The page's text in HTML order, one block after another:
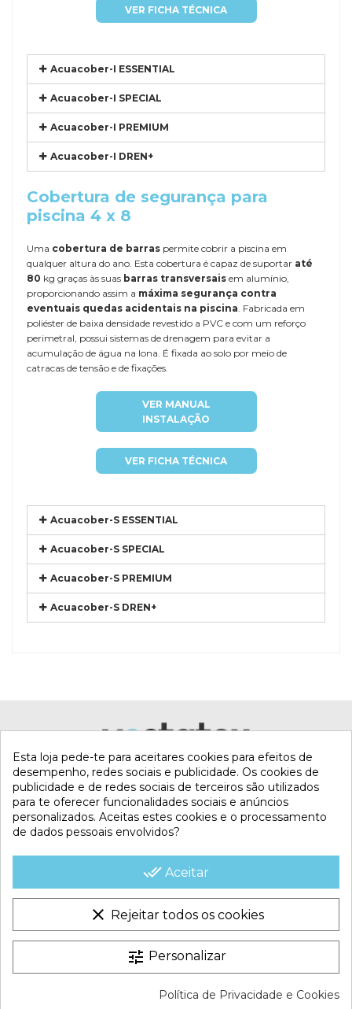
VER FICHA TÉCNICA
Acuacober-I ESSENTIAL
Acuacober-I SPECIAL
Acuacober-I PREMIUM
Acuacober-I DREN+
Cobertura de segurança para
piscina 4 x 8
Uma cobertura de barras permite cobrir a piscina em
qualquer altura do ano. Esta cobertura é capaz de suportar até
80 kg graças às suas barras transversais em alumínio,
proporcionando assim a máxima segurança contra
eventuais quedas acidentais na piscina. Fabricada em
poliéster de baixa densidade revestido a PVC e com um reforço
perimetral, possui sistemas de drenagem para evitar a
acumulação de água na lona. É fixada ao solo por meio de
catracas de tensão e de fixações.
VER MANUAL
INSTALAÇÃO
VER FICHA TÉCNICA
Acuacober-S ESSENTIAL
Acuacober-S SPECIAL
Acuacober-S PREMIUM
Acuacober-S DREN+
CONTACTA CON NOSOTROS
CONDICIONES COMERCIALES
Aviso legal | Termos e Condições |
Esta loja pede-te para aceitares cookies para efeitos de
desempenho, redes sociais e publicidade. Os cookies de
publicidade e de redes sociais de terceiros são utilizados
para te oferecer funcionalidades sociais e anúncios
personalizados. Aceitas estes cookies e o processamento
de dados pessoais envolvidos?
done_all Aceitar
clear Rejeitar todos os cookies
tune Personalizar
Política de Privacidade e Cookies